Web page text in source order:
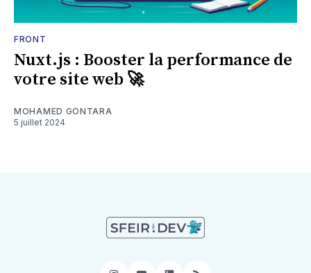
FRONT
Nuxt.js : Booster la performance de
votre site web 🚀
MOHAMED GONTARA
5 juillet 2024